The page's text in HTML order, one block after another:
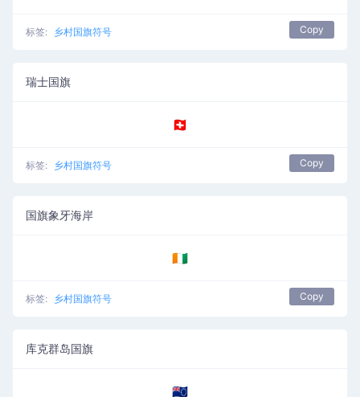
标签: 乡村国旗符号 Copy
瑞士国旗
🇨🇭
标签: 乡村国旗符号 Copy
国旗象牙海岸
🇨🇮
标签: 乡村国旗符号 Copy
库克群岛国旗
🇨🇰